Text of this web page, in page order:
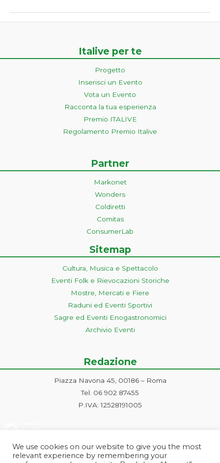
Italive per te
Progetto
Inserisci un Evento
Vota un Evento
Racconta la tua esperienza
Premio ITALIVE
Regolamento Premio Italive
Partner
Markonet
Wonders
Coldiretti
Comitas
ConsumerLab
Sitemap
Cultura, Musica e Spettacolo
Eventi Folk e Rievocazioni Storiche
Mostre, Mercati e Fiere
Raduni ed Eventi Sportivi
Sagre ed Eventi Enogastronomici
Archivio Eventi
Redazione
Piazza Navona 45, 00186 – Roma
Tel. 06 902 87455
P.IVA: 12528191005
We use cookies on our website to give you the most
relevant experience by remembering your